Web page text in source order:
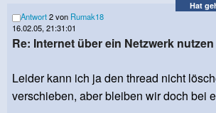
Hat
Antwort2 von Rumak18
16.02.05, 21:31:01
Re: Internet über ein Netzwerk nutzen
Leider kann ich ja den thread nicht
verschieben, aber bleiben wir doch bei